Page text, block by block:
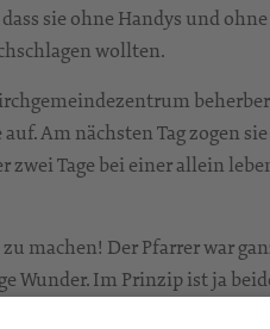
sie ohne Handys und
wollten.
Am nächsten Tag zogen
zwei Tage bei einer allein
machen! Der Pfarrer war
Wunder. Im Prinzip ist ja
wie vertrauensvoll